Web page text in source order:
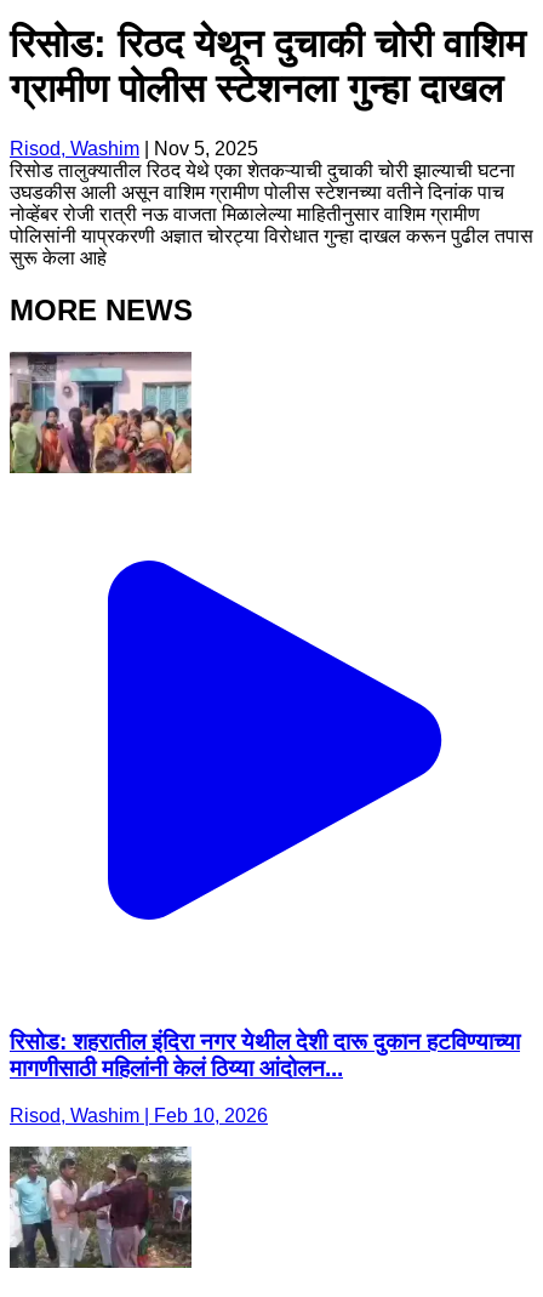
रिसोड: रिठद येथून दुचाकी चोरी वाशिम
ग्रामीण पोलीस स्टेशनला गुन्हा दाखल
Risod, Washim
Nov 5, 2025
रिसोड तालुक्यातील रिठद येथे एका शेतकऱ्याची दुचाकी चोरी झाल्याची घटना
उघडकीस आली असून वाशिम ग्रामीण पोलीस स्टेशनच्या वतीने दिनांक पाच
नोव्हेंबर रोजी रात्री नऊ वाजता मिळालेल्या माहितीनुसार वाशिम ग्रामीण
पोलिसांनी याप्रकरणी अज्ञात चोरट्या विरोधात गुन्हा दाखल करून पुढील तपास
सुरू केला आहे
MORE NEWS
रिसोड: शहरातील इंदिरा नगर येथील देशी दारू दुकान हटविण्याच्या
मागणीसाठी महिलांनी केलं ठिय्या आंदोलन...
Risod, Washim | Feb 10, 2026